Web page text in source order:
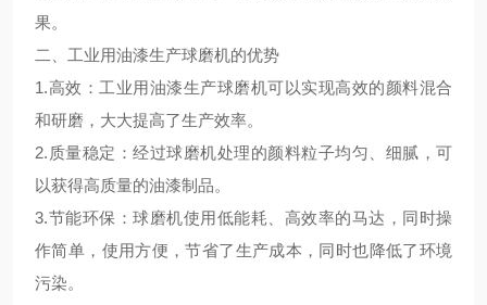
果。
二、工业用油漆生产球磨机的优势
1.高效：工业用油漆生产球磨机可以实现高效的颜料混合
和研磨，大大提高了生产效率。
2.质量稳定：经过球磨机处理的颜料粒子均匀、细腻，可
以获得高质量的油漆制品。
3.节能环保：球磨机使用低能耗、高效率的马达，同时操
作简单，使用方便，节省了生产成本，同时也降低了环境
污染。